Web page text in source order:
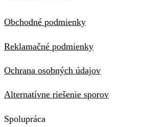
Obchodné podmienky
Reklamačné podmienky
Ochrana osobných údajov
Alternatívne riešenie sporov
Spolupráca